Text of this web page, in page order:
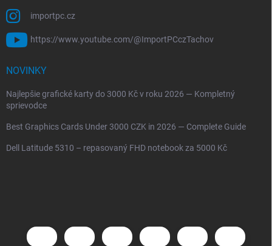
importpc.cz
https://www.youtube.com/@ImportPCczTachov
NOVINKY
Najlepšie grafické karty do 3000 Kč v roku 2026 — Kompletný
sprievodce
Best Graphics Cards Under 3000 CZK in 2026 — Complete Guide
Dell Latitude 5310 – repasovaný FHD notebook za 5000 Kč